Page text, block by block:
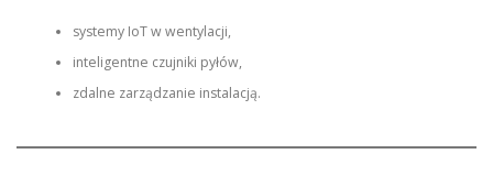
systemy IoT w wentylacji,
inteligentne czujniki pyłów,
zdalne zarządzanie instalacją.